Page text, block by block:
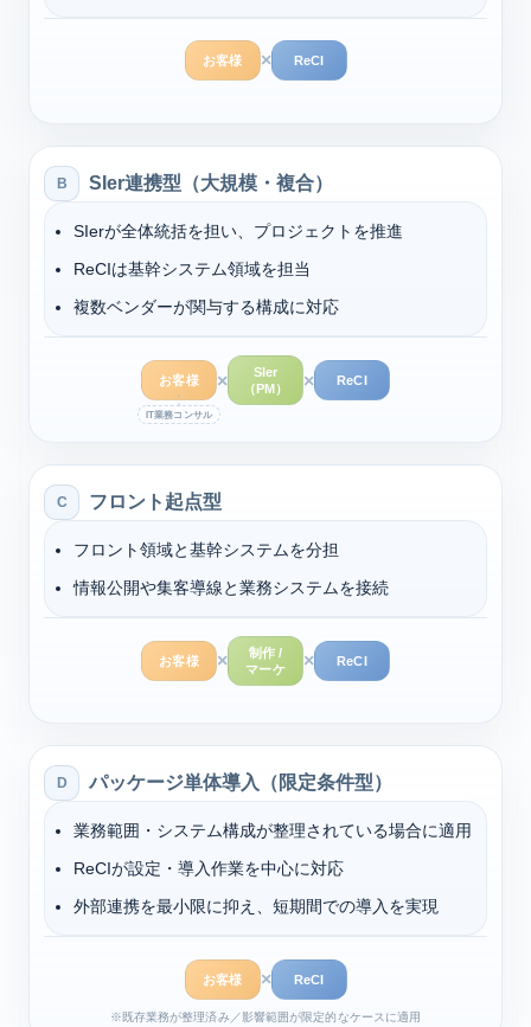
お客様 × ReCI
B SIer連携型（大規模・複合）
SIerが全体統括を担い、プロジェクトを推進
ReCIは基幹システム領域を担当
複数ベンダーが関与する構成に対応
IT業務コンサル
お客様 ×
SIer
（PM）
× ReCI
C フロント起点型
フロント領域と基幹システムを分担
情報公開や集客導線と業務システムを接続
お客様 ×
制作 /
マーケ
× ReCI
D パッケージ単体導入（限定条件型）
業務範囲・システム構成が整理されている場合に適用
ReCIが設定・導入作業を中心に対応
外部連携を最小限に抑え、短期間での導入を実現
お客様 × ReCI
※既存業務が整理済み／影響範囲が限定的なケースに適用